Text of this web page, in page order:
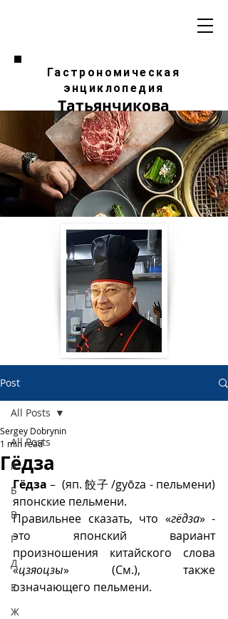
Гастрономическая
энциклопедия
Татьянчикова
Post
All Posts
А
Б
В
Г
Д
Е
Ж
All Posts
Гëдза
Sergey Dobrynin
1 min read
Гëдза –  (яп. 餃子 /gyōza - пельмени)
японские пельмени.
Правильнее сказать, что «гëдза» -
это японский вариант
произношения китайского слова
«цзяоцзы» (См.), также
означающего пельмени.